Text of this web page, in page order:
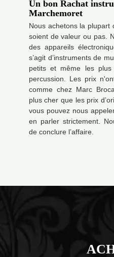
Un bon Rachat
Marchemoret
Nous achetons la plupart
soient de valeur ou pas.
des appareils
s’agit d’instruments de
petits et même les
percussion. Les prix
comme chez Marc
plus cher que les prix
vous pouvez nous
en parler strictement.
de conclure l’affaire.